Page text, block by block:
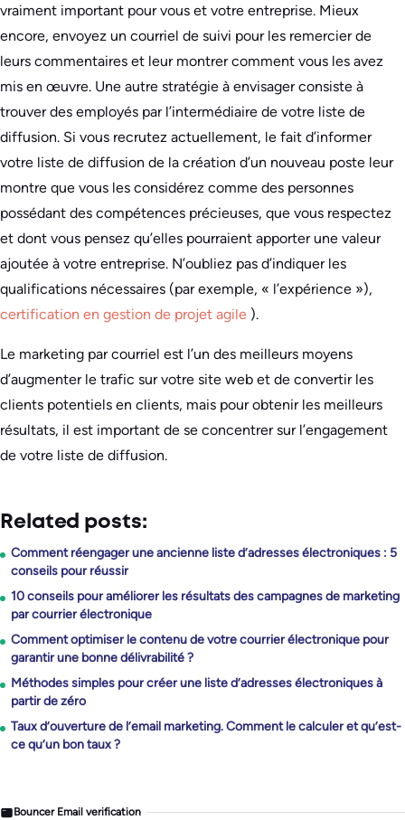
vraiment important pour vous et votre entreprise. Mieux
encore, envoyez un courriel de suivi pour les remercier de
leurs commentaires et leur montrer comment vous les avez
mis en œuvre. Une autre stratégie à envisager consiste à
trouver des employés par l’intermédiaire de votre liste de
diffusion. Si vous recrutez actuellement, le fait d’informer
votre liste de diffusion de la création d’un nouveau poste leur
montre que vous les considérez comme des personnes
possédant des compétences précieuses, que vous respectez
et dont vous pensez qu’elles pourraient apporter une valeur
ajoutée à votre entreprise. N’oubliez pas d’indiquer les
qualifications nécessaires (par exemple, « l’expérience »),
certification en gestion de projet agile ).
Le marketing par courriel est l’un des meilleurs moyens
d’augmenter le trafic sur votre site web et de convertir les
clients potentiels en clients, mais pour obtenir les meilleurs
résultats, il est important de se concentrer sur l’engagement
de votre liste de diffusion.
Related posts:
Comment réengager une ancienne liste d’adresses électroniques : 5
conseils pour réussir
10 conseils pour améliorer les résultats des campagnes de marketing
par courrier électronique
Comment optimiser le contenu de votre courrier électronique pour
garantir une bonne délivrabilité ?
Méthodes simples pour créer une liste d’adresses électroniques à
partir de zéro
Taux d’ouverture de l’email marketing. Comment le calculer et qu’est-
ce qu’un bon taux ?
Bouncer Email verification